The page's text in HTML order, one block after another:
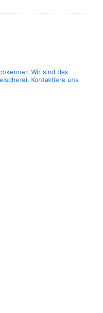
Wir sind das
Kontaktiere uns